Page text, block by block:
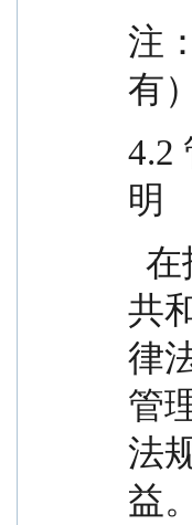
注
有
4.2
明
共
律
管
法
益。